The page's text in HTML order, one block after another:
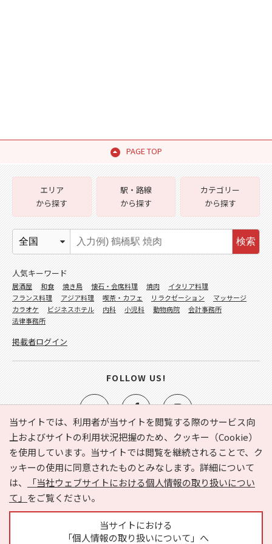
PAGE TOP
当サイトでは、利用者が当サイトを閲覧する際のサービス向
上およびサイトの利用状況把握のため、クッキー（Cookie）
を使用しています。当サイトでは閲覧を継続されることで、ク
ッキーの使用に同意されたものとみなします。詳細について
は、
「当社ウェブサイトにおける個人情報の取り扱いについ
て」 をご覧ください。
当サイトにおける
「個人情報の取り扱いについて」へ
e-NAVITA（イーナビタ）とは？ お気に入り
ヘルプ
利用規約
個人情報の取り扱いについて
運営会社
サイトマップ
広告掲載に関するお問い合わせ
エリア
から探す
駅・路線
から探す
カテゴリー
から探す
検索
人気キーワード
居酒屋 和食 焼き鳥 懐石・会席料理 焼肉
イタリア料理
フランス料理
アジア料理 喫茶・カフェ リラクゼーション
マッサージ
カラオケ
ビジネスホテル 内科 小児科 動物病院
会計事務所
法律事務所
掲載者ログイン
FOLLOW US!